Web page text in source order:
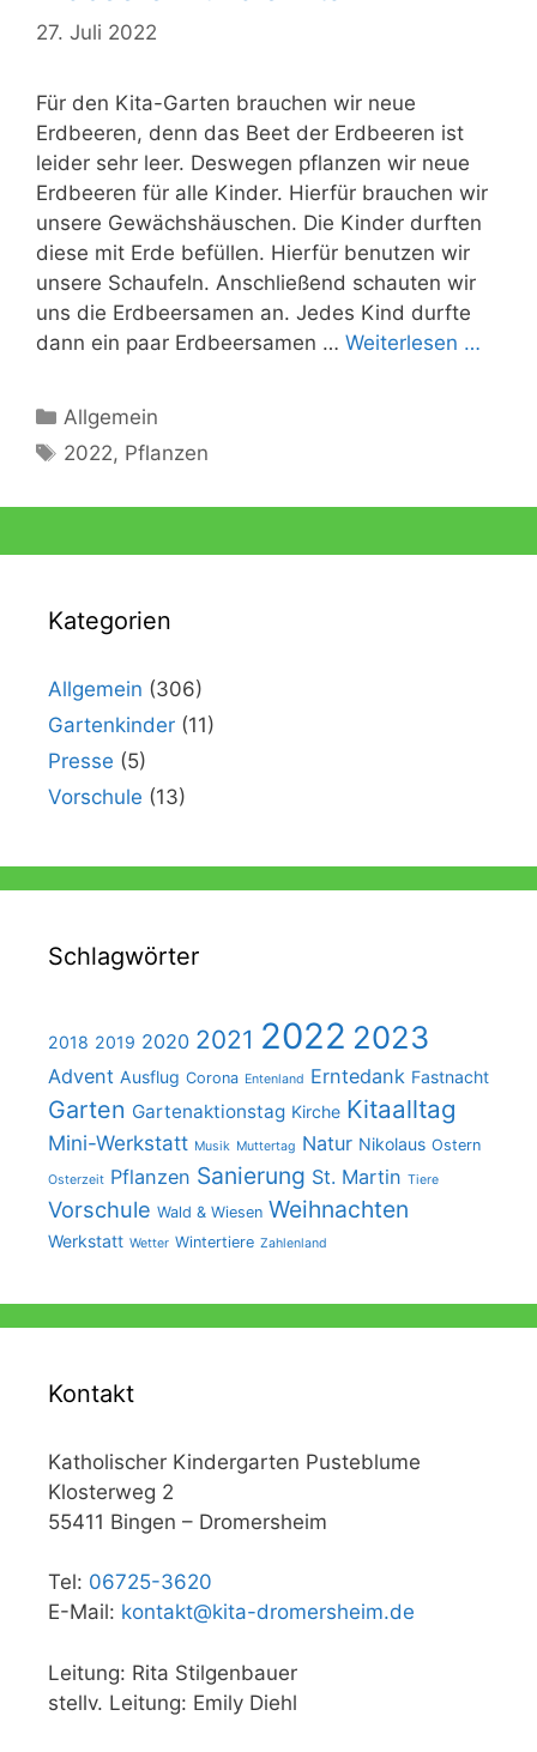
27. Juli 2022
Für den Kita-Garten brauchen wir neue
Erdbeeren, denn das Beet der Erdbeeren ist
leider sehr leer. Deswegen pflanzen wir neue
Erdbeeren für alle Kinder. Hierfür brauchen wir
unsere Gewächshäuschen. Die Kinder durften
diese mit Erde befüllen. Hierfür benutzen wir
unsere Schaufeln. Anschließend schauten wir
uns die Erdbeersamen an. Jedes Kind durfte
dann ein paar Erdbeersamen … Weiterlesen …
Kategorien
Allgemein
Schlagwörter
2022, Pflanzen
Kategorien
Allgemein (306)
Gartenkinder (11)
Presse (5)
Vorschule (13)
Schlagwörter
2018 2019 2020 2021 2022 2023
Advent Ausflug Corona Entenland Erntedank Fastnacht
Garten Gartenaktionstag Kirche Kitaalltag
Mini-Werkstatt Musik Muttertag Natur Nikolaus Ostern
Osterzeit Pflanzen Sanierung St. Martin Tiere
Vorschule Wald & Wiesen Weihnachten
Werkstatt Wetter Wintertiere Zahlenland
Kontakt
Katholischer Kindergarten Pusteblume
Klosterweg 2
55411 Bingen – Dromersheim
Tel: 06725-3620
E-Mail: kontakt@kita-dromersheim.de
Leitung: Rita Stilgenbauer
stellv. Leitung: Emily Diehl